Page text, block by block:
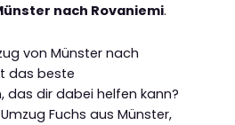
nach Rovaniemi.
von Münster nach
das beste
das dir dabei helfen kann?
Fuchs aus Münster,